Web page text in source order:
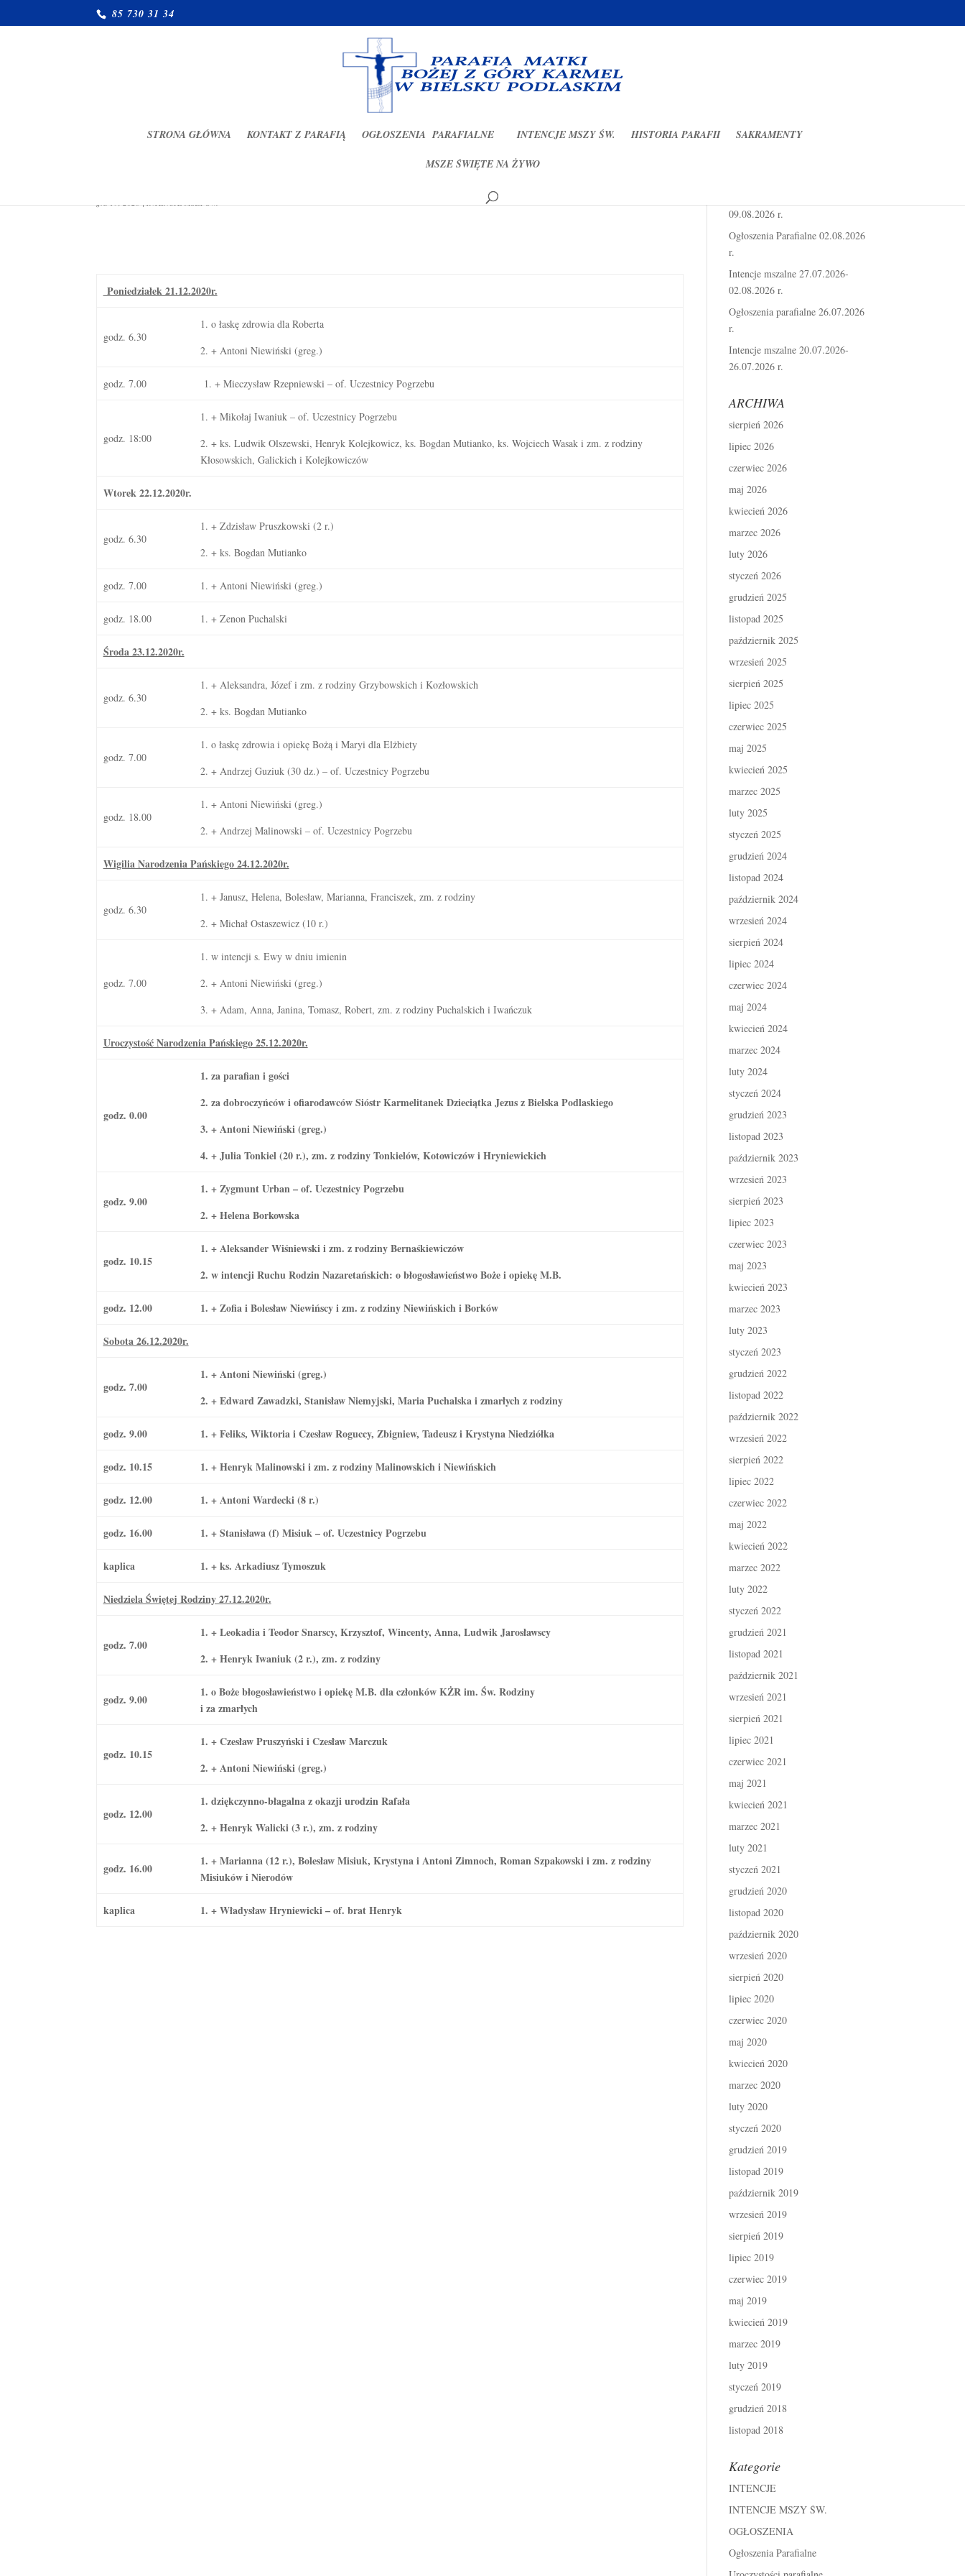
85 730 31 34
STRONA GŁÓWNA KONTAKT Z PARAFIĄ OGŁOSZENIA PARAFIALNE INTENCJE MSZY ŚW. HISTORIA PARAFII SAKRAMENTY
MSZE ŚWIĘTE NA ŻYWO
gru 19, 2020|INTENCJE MSZY ŚW.
Poniedziałek 21.12.2020r.
godz. 6.30
1. o łaskę zdrowia dla Roberta
2. + Antoni Niewiński (greg.)
godz. 7.00 1. + Mieczysław Rzepniewski – of. Uczestnicy Pogrzebu
godz. 18:00
1. + Mikołaj Iwaniuk – of. Uczestnicy Pogrzebu
2. + ks. Ludwik Olszewski, Henryk Kolejkowicz, ks. Bogdan Mutianko, ks. Wojciech Wasak i zm. z rodziny
Kłosowskich, Galickich i Kolejkowiczów
Wtorek 22.12.2020r.
godz. 6.30
1. + Zdzisław Pruszkowski (2 r.)
2. + ks. Bogdan Mutianko
godz. 7.00 1. + Antoni Niewiński (greg.)
godz. 18.00 1. + Zenon Puchalski
Środa 23.12.2020r.
godz. 6.30
1. + Aleksandra, Józef i zm. z rodziny Grzybowskich i Kozłowskich
2. + ks. Bogdan Mutianko
godz. 7.00
1. o łaskę zdrowia i opiekę Bożą i Maryi dla Elżbiety
2. + Andrzej Guziuk (30 dz.) – of. Uczestnicy Pogrzebu
godz. 18.00
1. + Antoni Niewiński (greg.)
2. + Andrzej Malinowski – of. Uczestnicy Pogrzebu
Wigilia Narodzenia Pańskiego 24.12.2020r.
godz. 6.30
1. + Janusz, Helena, Bolesław, Marianna, Franciszek, zm. z rodziny
2. + Michał Ostaszewicz (10 r.)
godz. 7.00
1. w intencji s. Ewy w dniu imienin
2. + Antoni Niewiński (greg.)
3. + Adam, Anna, Janina, Tomasz, Robert, zm. z rodziny Puchalskich i Iwańczuk
Uroczystość Narodzenia Pańskiego 25.12.2020r.
godz. 0.00
1. za parafian i gości
2. za dobroczyńców i ofiarodawców Sióstr Karmelitanek Dzieciątka Jezus z Bielska Podlaskiego
3. + Antoni Niewiński (greg.)
4. + Julia Tonkiel (20 r.), zm. z rodziny Tonkielów, Kotowiczów i Hryniewickich
godz. 9.00
1. + Zygmunt Urban – of. Uczestnicy Pogrzebu
2. + Helena Borkowska
godz. 10.15
1. + Aleksander Wiśniewski i zm. z rodziny Bernaśkiewiczów
2. w intencji Ruchu Rodzin Nazaretańskich: o błogosławieństwo Boże i opiekę M.B.
godz. 12.00 1. + Zofia i Bolesław Niewińscy i zm. z rodziny Niewińskich i Borków
Sobota 26.12.2020r.
godz. 7.00
1. + Antoni Niewiński (greg.)
2. + Edward Zawadzki, Stanisław Niemyjski, Maria Puchalska i zmarłych z rodziny
godz. 9.00 1. + Feliks, Wiktoria i Czesław Roguccy, Zbigniew, Tadeusz i Krystyna Niedziółka
godz. 10.15 1. + Henryk Malinowski i zm. z rodziny Malinowskich i Niewińskich
godz. 12.00 1. + Antoni Wardecki (8 r.)
godz. 16.00 1. + Stanisława (f) Misiuk – of. Uczestnicy Pogrzebu
kaplica 1. + ks. Arkadiusz Tymoszuk
Niedziela Świętej Rodziny 27.12.2020r.
godz. 7.00
1. + Leokadia i Teodor Snarscy, Krzysztof, Wincenty, Anna, Ludwik Jarosławscy
2. + Henryk Iwaniuk (2 r.), zm. z rodziny
godz. 9.00
1. o Boże błogosławieństwo i opiekę M.B. dla członków KŻR im. Św. Rodziny
i za zmarłych
godz. 10.15
1. + Czesław Pruszyński i Czesław Marczuk
2. + Antoni Niewiński (greg.)
godz. 12.00
1. dziękczynno-błagalna z okazji urodzin Rafała
2. + Henryk Walicki (3 r.), zm. z rodziny
godz. 16.00
1. + Marianna (12 r.), Bolesław Misiuk, Krystyna i Antoni Zimnoch, Roman Szpakowski i zm. z rodziny
Misiuków i Nierodów
kaplica 1. + Władysław Hryniewicki – of. brat Henryk
09.08.2026 r.
Ogłoszenia Parafialne 02.08.2026
r.
Intencje mszalne 27.07.2026-
02.08.2026 r.
Ogłoszenia parafialne 26.07.2026
r.
Intencje mszalne 20.07.2026-
26.07.2026 r.
ARCHIWA
sierpień 2026
lipiec 2026
czerwiec 2026
maj 2026
kwiecień 2026
marzec 2026
luty 2026
styczeń 2026
grudzień 2025
listopad 2025
październik 2025
wrzesień 2025
sierpień 2025
lipiec 2025
czerwiec 2025
maj 2025
kwiecień 2025
marzec 2025
luty 2025
styczeń 2025
grudzień 2024
listopad 2024
październik 2024
wrzesień 2024
sierpień 2024
lipiec 2024
czerwiec 2024
maj 2024
kwiecień 2024
marzec 2024
luty 2024
styczeń 2024
grudzień 2023
listopad 2023
październik 2023
wrzesień 2023
sierpień 2023
lipiec 2023
czerwiec 2023
maj 2023
kwiecień 2023
marzec 2023
luty 2023
styczeń 2023
grudzień 2022
listopad 2022
październik 2022
wrzesień 2022
sierpień 2022
lipiec 2022
czerwiec 2022
maj 2022
kwiecień 2022
marzec 2022
luty 2022
styczeń 2022
grudzień 2021
listopad 2021
październik 2021
wrzesień 2021
sierpień 2021
lipiec 2021
czerwiec 2021
maj 2021
kwiecień 2021
marzec 2021
luty 2021
styczeń 2021
grudzień 2020
listopad 2020
październik 2020
wrzesień 2020
sierpień 2020
lipiec 2020
czerwiec 2020
maj 2020
kwiecień 2020
marzec 2020
luty 2020
styczeń 2020
grudzień 2019
listopad 2019
październik 2019
wrzesień 2019
sierpień 2019
lipiec 2019
czerwiec 2019
maj 2019
kwiecień 2019
marzec 2019
luty 2019
styczeń 2019
grudzień 2018
listopad 2018
Kategorie
INTENCJE
INTENCJE MSZY ŚW.
OGŁOSZENIA
Ogłoszenia Parafialne